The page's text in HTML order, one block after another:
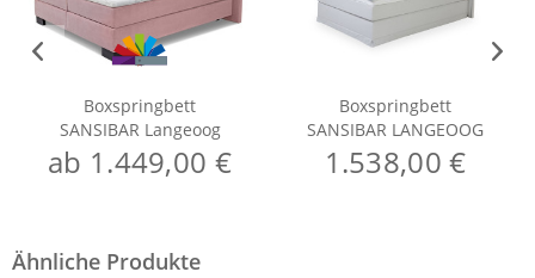
Boxspringbett
SANSIBAR Langeoog
ab 1.449,00 €
Boxspringbett
SANSIBAR LANGEOOG
1.538,00 €